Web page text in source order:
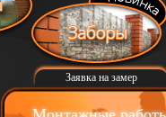
Заявка на замер